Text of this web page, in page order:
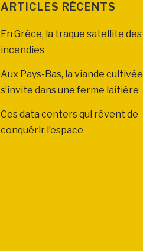
ARTICLES RÉCENTS
En Grèce, la traque satellite des
incendies
Aux Pays-Bas, la viande cultivée
s’invite dans une ferme laitière
Ces data centers qui rêvent de
conquérir l’espace